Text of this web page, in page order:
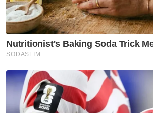
"Sebahagian besar DUN telah
pasti, tapi saya tak dapat
sebab kita terikat dengan
perbincangan,"katanya.
Mengulas mengenai pemilihan